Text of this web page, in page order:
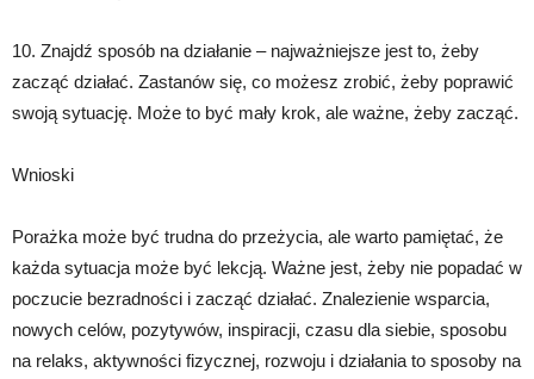
10. Znajdź sposób na działanie – najważniejsze jest to, żeby
zacząć działać. Zastanów się, co możesz zrobić, żeby poprawić
swoją sytuację. Może to być mały krok, ale ważne, żeby zacząć.
Wnioski
Porażka może być trudna do przeżycia, ale warto pamiętać, że
każda sytuacja może być lekcją. Ważne jest, żeby nie popadać w
poczucie bezradności i zacząć działać. Znalezienie wsparcia,
nowych celów, pozytywów, inspiracji, czasu dla siebie, sposobu
na relaks, aktywności fizycznej, rozwoju i działania to sposoby na